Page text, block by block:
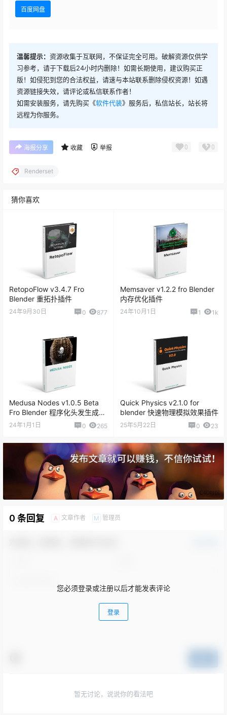
百度网盘
温馨提示： 资源收集于互联网，不保证完全可用。破解资源仅供学
习参考，请于下载后24小时内删除！如需长期使用，建议购买正
版！如侵犯到您的合法权益，请速与本站联系删除侵权资源！如遇
资源链接失效，请评论或私信联系作者！
如需安装服务，请先购买《软件代装》服务后，私信站长，站长将
远程为你服务。
海报分享 收藏 举报 0 0
Renderset
猜你喜欢
RetopoFlow v3.4.7 Fro
Blender 重拓扑插件
24年9月30日 0 877
Memsaver v1.2.2 fro Blender
内存优化插件
24年10月1日 1 1k
Medusa Nodes v1.0.5 Beta
Fro Blender 程序化头发生成插
件
24年1月1日 0 265
Quick Physics v2.1.0 for
blender 快速物理模拟效果插件
25年5月22日 0 23
0 条回复 A 文章作者 M 管理员
您必须登录或注册以后才能发表评论
登录
暂无讨论，说说你的看法吧